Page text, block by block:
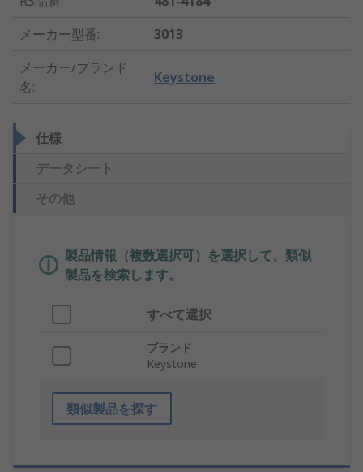
メーカー型番:
3013
メーカー/ブランド
名:
Keystone
仕様
データシート
その他
製品情報（複数選択可）を選択して、類似
製品を検索します。
すべて選択
ブランド
Keystone
類似製品を探す